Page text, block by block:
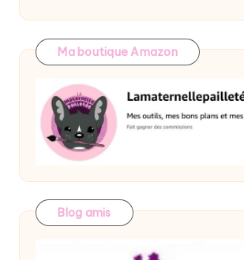
Ma boutique Amazon
Blog amis